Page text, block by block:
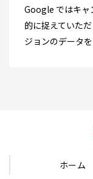
Google ではキャ
的に捉えていた
ジョンのデータ
ホーム